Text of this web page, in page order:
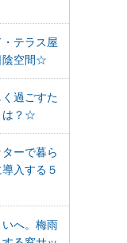
テラス屋
陰空間☆
過ごすた
は？☆
ーで暮ら
入する５
へ。梅雨